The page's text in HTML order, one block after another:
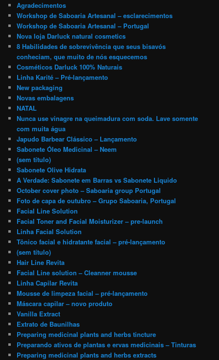
Agradecimentos
Workshop de Saboaria Artesanal – esclarecimentos
Workshop de Saboaria Artesanal – Portugal
Nova loja Darluck natural cosmetics
8 Habilidades de sobrevivência que seus bisavós
conheciam, que muito de nós esquecemos
Cosméticos Darluck 100% Naturais
Linha Karité – Pré-lançamento
New packaging
Novas embalagens
NATAL
Nunca use vinagre na queimadura com soda. Lave somente
com muita água
Japudo Barbear Clássico – Lançamento
Sabonete Óleo Medicinal – Neem
(sem título)
Sabonete Olive Hidrata
A Verdade: Sabonete em Barras vs Sabonete Liquido
October cover photo – Saboaria group Portugal
Foto de capa de outubro – Grupo Saboaria, Portugal
Facial Line Solution
Facial Toner and Facial Moisturizer – pre-launch
Linha Facial Solution
Tônico facial e hidratante facial – pré-lançamento
(sem título)
Hair Line Revita
Facial Line solution – Cleanner mousse
Linha Capilar Revita
Mousse de limpeza facial – pré-lançamento
Máscara capilar – novo produto
Vanilla Extract
Extrato de Baunilhas
Preparing medicinal plants and herbs tincture
Preparando ativos de plantas e ervas medicinais – Tinturas
Preparing medicinal plants and herbs extracts